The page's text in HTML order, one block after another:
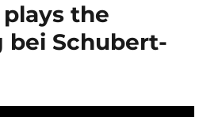
the
bei Schubert-